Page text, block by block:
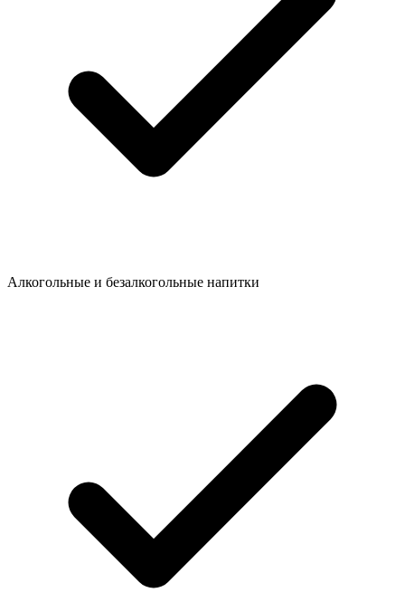
Алкогольные и безалкогольные напитки